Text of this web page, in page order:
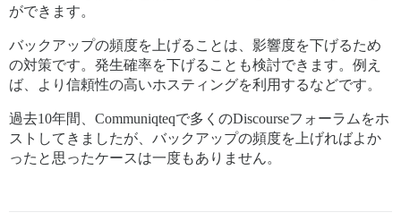
ができます。
バックアップの頻度を上げることは、影響度を下げるため
の対策です。発生確率を下げることも検討できます。例え
ば、より信頼性の高いホスティングを利用するなどです。
過去10年間、Communiqteqで多くのDiscourseフォーラムをホ
ストしてきましたが、バックアップの頻度を上げればよか
ったと思ったケースは一度もありません。